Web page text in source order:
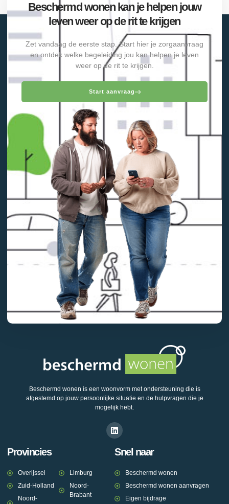
Beschermd wonen kan je helpen jouw
leven weer op de rit te krijgen
Zet vandaag de eerste stap. Start hier je zorgaanvraag
en ontdek welke begeleiding jou kan helpen je leven
weer op de rit te krijgen.
Start aanvraag
Beschermd wonen is een woonvorm met ondersteuning die is
afgestemd op jouw persoonlijke situatie en de hulpvragen die je
mogelijk hebt.
Provincies
Overijssel
Zuid-Holland
Noord-
Limburg
Noord-
Brabant
Snel naar
Beschermd wonen
Beschermd wonen aanvragen
Eigen bijdrage